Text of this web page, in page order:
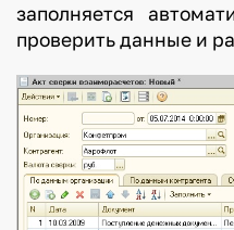
заполняется
проверить данные и